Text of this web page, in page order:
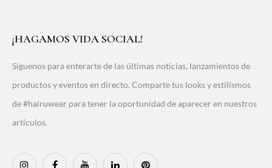
¡HAGAMOS VIDA SOCIAL!
Síguenos para enterarte de las últimas noticias, lanzamientos de
productos y eventos en directo. Comparte tus looks y estilismos
de #hairuwear para tener la oportunidad de aparecer en nuestros
artículos.